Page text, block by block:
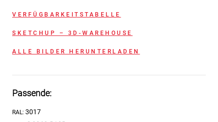
VERFÜGBARKEITSTABELLE
SKETCHUP – 3D-WAREHOUSE
ALLE BILDER HERUNTERLADEN
Passende:
RAL: 3017